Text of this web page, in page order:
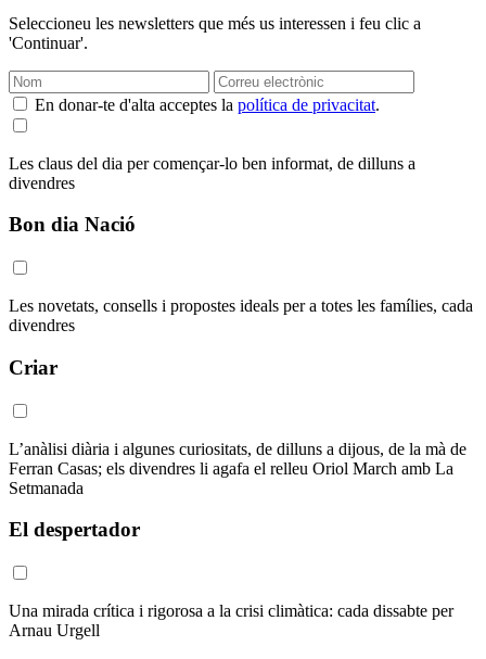
Seleccioneu les newsletters que més us interessen i feu clic a
'Continuar'.
En donar-te d'alta acceptes la política de privacitat.
Les claus del dia per començar-lo ben informat, de dilluns a
divendres
Bon dia Nació
Les novetats, consells i propostes ideals per a totes les famílies, cada
divendres
Criar
L’anàlisi diària i algunes curiositats, de dilluns a dijous, de la mà de
Ferran Casas; els divendres li agafa el relleu Oriol March amb La
Setmanada
El despertador
Una mirada crítica i rigorosa a la crisi climàtica: cada dissabte per
Arnau Urgell